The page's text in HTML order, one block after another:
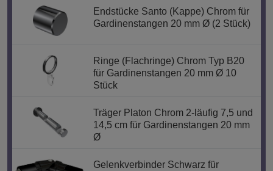
Endstücke Santo (Kappe) Chrom für
Gardinenstangen 20 mm Ø (2 Stück)
Ringe (Flachringe) Chrom Typ B20
für Gardinenstangen 20 mm Ø 10
Stück
Träger Platon Chrom 2-läufig 7,5 und
14,5 cm für Gardinenstangen 20 mm
Ø
Gelenkverbinder Schwarz für